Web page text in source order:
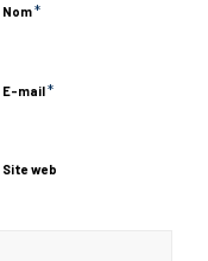
Nom*
E-mail*
Site web